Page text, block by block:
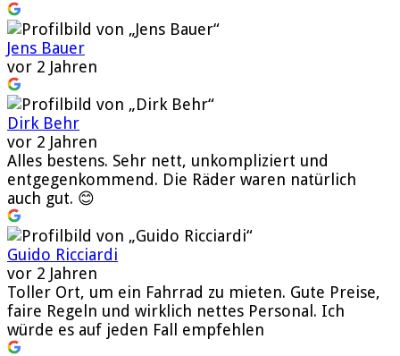
Jens Bauer
vor 2 Jahren
Dirk Behr
vor 2 Jahren
Alles bestens. Sehr nett, unkompliziert und
entgegenkommend. Die Räder waren natürlich
auch gut. 😊
Guido Ricciardi
vor 2 Jahren
Toller Ort, um ein Fahrrad zu mieten. Gute Preise,
faire Regeln und wirklich nettes Personal. Ich
würde es auf jeden Fall empfehlen